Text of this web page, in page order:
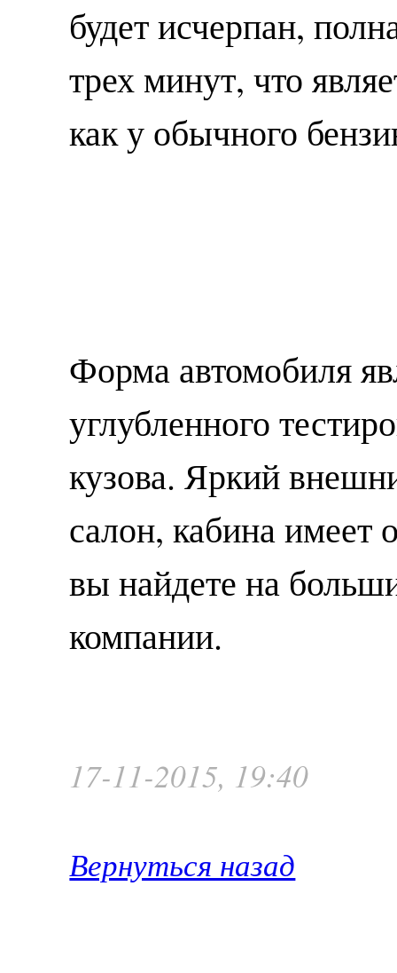
будет исчерпан,
трех минут, что
как у обычного
Форма автомобиля
углубленного
кузова. Яркий
салон, кабина
вы найдете на
компании.
17-11-2015, 19:40
Вернуться назад